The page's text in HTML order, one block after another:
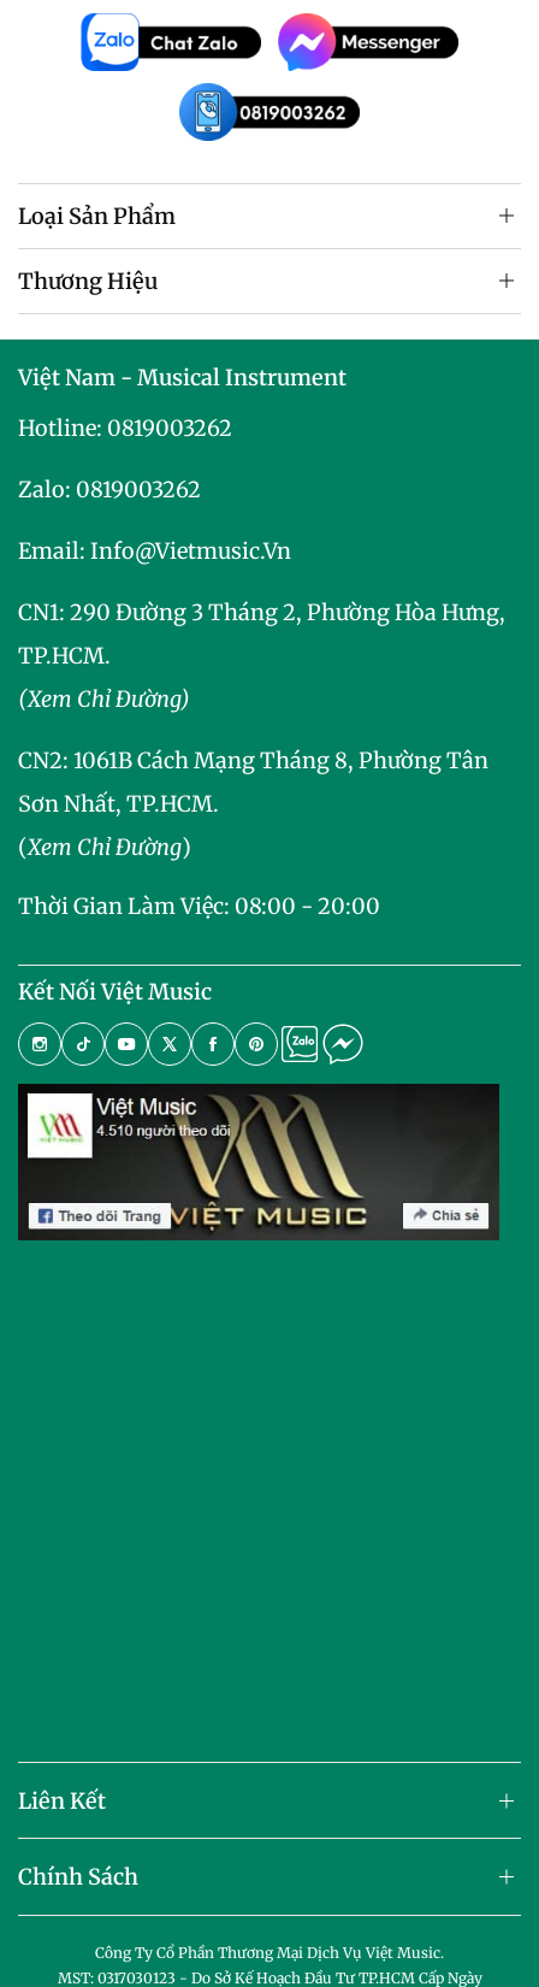
Loại Sản Phẩm
Thương Hiệu
Việt Nam - Musical Instrument
Hotline: 0819003262
Zalo: 0819003262
Email: Info@vietmusic.vn
CN1: 290 Đường 3 Tháng 2, Phường Hòa Hưng,
TP.HCM.
(Xem Chỉ Đường)
CN2: 1061B Cách Mạng Tháng 8, Phường Tân
Sơn Nhất, TP.HCM.
(Xem Chỉ Đường)
Thời Gian Làm Việc: 08:00 - 20:00
Kết Nối Việt Music
Liên Kết
Chính Sách
Công Ty Cổ Phần Thương Mại Dịch Vụ Việt Music.
MST: 0317030123 - Do Sở Kế Hoạch Đầu Tư TP.HCM Cấp Ngày